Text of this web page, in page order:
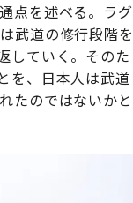
点を述べる。ラグ
武道の修行段階を
していく。そのた
を、日本人は武道
たのではないかと